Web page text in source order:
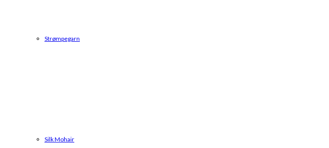
Strømpegarn
Silk Mohair